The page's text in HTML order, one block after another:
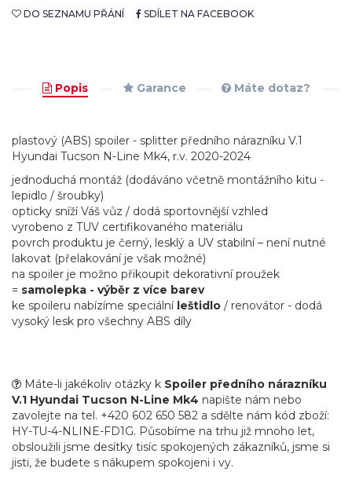
DO SEZNAMU PŘÁNÍ SDÍLET NA FACEBOOK
Popis Garance Máte dotaz?
plastový (ABS) spoiler - splitter předního nárazníku V.1
Hyundai Tucson N-Line Mk4, r.v. 2020-2024
jednoduchá montáž (dodáváno včetně montážního kitu -
lepidlo / šroubky)
opticky sníží Váš vůz / dodá sportovnější vzhled
vyrobeno z TUV certifikovaného materiálu
povrch produktu je černý, lesklý a UV stabilní – není nutné
lakovat (přelakování je však možné)
na spoiler je možno přikoupit dekorativní proužek
= samolepka - výběr z více barev
ke spoileru nabízíme speciální leštidlo / renovátor - dodá
vysoký lesk pro všechny ABS díly
Máte-li jakékoliv otázky k Spoiler předního nárazníku
V.1 Hyundai Tucson N-Line Mk4 napište nám nebo
zavolejte na tel. +420 602 650 582 a sdělte nám kód zboží:
HY-TU-4-NLINE-FD1G. Působíme na trhu již mnoho let,
obsloužili jsme desítky tisíc spokojených zákazníků, jsme si
jisti, že budete s nákupem spokojeni i vy.